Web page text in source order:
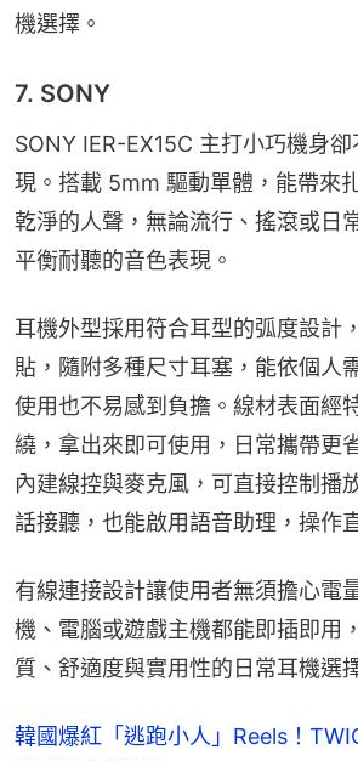
機選擇。
7. SONY
SONY IER-EX15C 主打小巧機身
現。搭載 5mm 驅動單體，能帶來
乾淨的人聲，無論流行、搖滾或日
平衡耐聽的音色表現。
耳機外型採用符合耳型的弧度設計
貼，隨附多種尺寸耳塞，能依個人
使用也不易感到負擔。線材表面經
繞，拿出來即可使用，日常攜帶更
內建線控與麥克風，可直接控制播
話接聽，也能啟用語音助理，操作
有線連接設計讓使用者無須擔心電
機、電腦或遊戲主機都能即插即用
質、舒適度與實用性的日常耳機選
韓國爆紅「逃跑小人」Reels！